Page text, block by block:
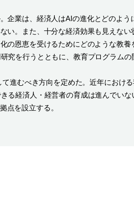
企業は、経済人はAIの進化とどのよう
い。また、十分な経済効果も見えな
の恩恵を受けるためにどのような教養
究を行うとともに、教育プログラム
進むべき方向を定めた。近年におけ
る経済人・経営者の育成は進んでい
点を設立する。